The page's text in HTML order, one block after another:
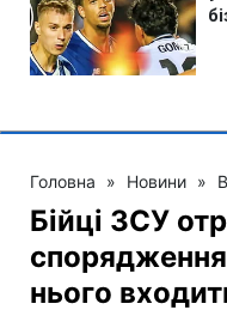
Головна » Новини »
Бійці ЗСУ
нього